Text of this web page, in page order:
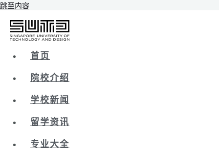
跳至内容
首页
院校介绍
学校新闻
留学资讯
专业大全